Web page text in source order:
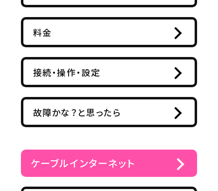
料金
接続・操作・設定
故障かな？と思ったら
ケーブルインターネット